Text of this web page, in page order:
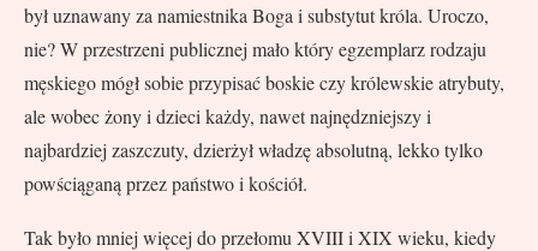
był uznawany za namiestnika Boga i substytut króla. Uroczo,
nie? W przestrzeni publicznej mało który egzemplarz rodzaju
męskiego mógł sobie przypisać boskie czy królewskie atrybuty,
ale wobec żony i dzieci każdy, nawet najnędzniejszy i
najbardziej zaszczuty, dzierżył władzę absolutną, lekko tylko
powściąganą przez państwo i kościół.
Tak było mniej więcej do przełomu XVIII i XIX wieku, kiedy